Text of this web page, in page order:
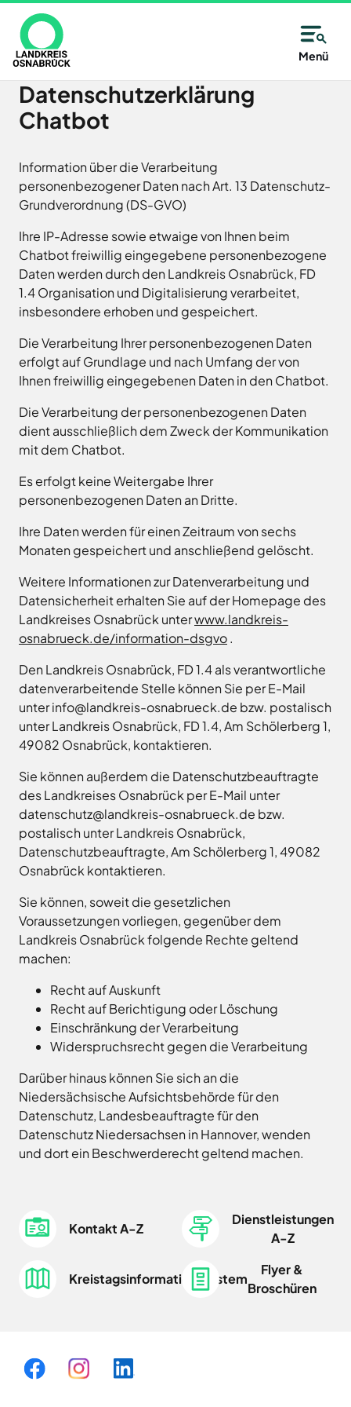
zum
Inhalt
Menü
Datenschutzerklärung
Chatbot
Information über die Verarbeitung
personenbezogener Daten nach Art. 13 Datenschutz-
Grundverordnung (DS-GVO)
Ihre IP-Adresse sowie etwaige von Ihnen beim
Chatbot freiwillig eingegebene personenbezogene
Daten werden durch den Landkreis Osnabrück, FD
1.4 Organisation und Digitalisierung verarbeitet,
insbesondere erhoben und gespeichert.
Die Verarbeitung Ihrer personenbezogenen Daten
erfolgt auf Grundlage und nach Umfang der von
Ihnen freiwillig eingegebenen Daten in den Chatbot.
Die Verarbeitung der personenbezogenen Daten
dient ausschließlich dem Zweck der Kommunikation
mit dem Chatbot.
Es erfolgt keine Weitergabe Ihrer
personenbezogenen Daten an Dritte.
Ihre Daten werden für einen Zeitraum von sechs
Monaten gespeichert und anschließend gelöscht.
Weitere Informationen zur Datenverarbeitung und
Datensicherheit erhalten Sie auf der Homepage des
Landkreises Osnabrück unterwww.landkreis-
osnabrueck.de/information-dsgvo.
Den Landkreis Osnabrück, FD 1.4 als verantwortliche
datenverarbeitende Stelle können Sie per E-Mail
unter info@landkreis-osnabrueck.de bzw. postalisch
unter Landkreis Osnabrück, FD 1.4, Am Schölerberg 1,
49082 Osnabrück, kontaktieren.
Sie können außerdem die Datenschutzbeauftragte
des Landkreises Osnabrück per E-Mail unter
datenschutz@landkreis-osnabrueck.de bzw.
postalisch unter Landkreis Osnabrück,
Datenschutzbeauftragte, Am Schölerberg 1, 49082
Osnabrück kontaktieren.
Sie können, soweit die gesetzlichen
Voraussetzungen vorliegen, gegenüber dem
Landkreis Osnabrück folgende Rechte geltend
machen:
Recht auf Auskunft
Recht auf Berichtigung oder Löschung
Einschränkung der Verarbeitung
Widerspruchsrecht gegen die Verarbeitung
Darüber hinaus können Sie sich an die
Niedersächsische Aufsichtsbehörde für den
Datenschutz, Landesbeauftragte für den
Datenschutz Niedersachsen in Hannover, wenden
und dort ein Beschwerderecht geltend machen.
Kontakt A-Z
Dienstleistungen
A-Z
Kreistagsinformationssystem
Flyer &
Broschüren
Unsere
Partner
Alfsee
Abfallwirtschaft
Landkreis
Osnabrück
Baugenossenschaft
Landkreis
Osnabrück
eG
Deula
Freren
FMO
Münster
Osnabrück
Stunde
e.V.
Hafen
Land
Osnabrück
Landschaftsverband
Land
MaßArbeit
Naturpark
TERRA.vita
des
Landkreises
Osnabrück
Niedersächsische
Landgesellschaft
Land
Entwicklungsgesellschaft
Planungsgesellschaft
Nahverkehr
Osnabrück
Stiftung
Tourismusgesellschaft
Osnabrücker
Land
GmbH
Landkreis
Osnabrück
Volkshochschule
Osnabrücker
Wirtschaftsförderungsgesellschaft
Osnabrücker
Land
Immer
gut
informiert
alle
14
Tage
neu
Jetzt
anmelden
Neuigkeiten,
Termine
sowie
des
Landkreises
direkt
erhalten.
Zum
anmelden
Allgemeine
Kontaktinformationen
des
Landkreises
Osnabrück
Zutritt
nur
mit
Termin
Kreishaus
Osnabrück
Am
Schölerberg
1
Osnabrück
Kontaktaufnahme
5010
Montag - 8.00
16.00
Uhr
Donnerstag 8.00
-
17.30
Uhr
Freitag 8.00
-
12.00
Samstag
9.30 - 11.30 Uhr
(nur
Zulassungsstelle!)
Außenstellen
der
Karte
aufrufen
Kreisangehörige
Kommunen
Wählen
Sie
auf
der
Karte
aus
der
Liste
eine
Kommune
des
Landkreises
aus,
auf
die
jeweilige
zu
gelangen.
Zur
Website
Stadt
Osnabrück
.
Artland
Bad
Essen
Bad
Bad
Laer
Bad
Rothenfelde
Belm
Bersenbrück
Bissendorf
Bohmte
Bramsche
Dissen
Fürstenau
Georgsmarienhütte
Glandorf
Hasbergen
Hilter
Melle
Neuenkirchen
Wallenhorst
Unsere
Antwort: